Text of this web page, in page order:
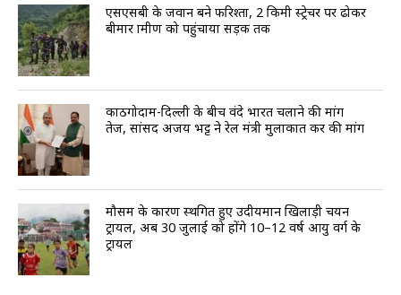
एसएसबी के जवान बने फरिश्ता, 2 किमी स्ट्रेचर पर ढोकर
बीमार ग्रामीण को पहुंचाया सड़क तक
काठगोदाम-दिल्ली के बीच वंदे भारत चलाने की मांग
तेज, सांसद अजय भट्ट ने रेल मंत्री मुलाकात कर की मांग
मौसम के कारण स्थगित हुए उदीयमान खिलाड़ी चयन
ट्रायल, अब 30 जुलाई को होंगे 10–12 वर्ष आयु वर्ग के
ट्रायल